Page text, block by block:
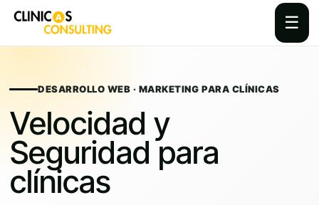
☰
contentDESARROLLO WEB · MARKETING PARA CLÍNICAS
Velocidad y
Seguridad para
clínicas